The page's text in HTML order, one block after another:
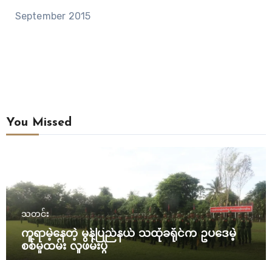
September 2015
You Missed
သတင်း
ကူရာမဲ့နေတဲ့ မွန်ပြည်နယ် သထုံခရိုင်က ဥပဒေမဲ့
စစ်မှုထမ်း လူဖမ်းပွဲ